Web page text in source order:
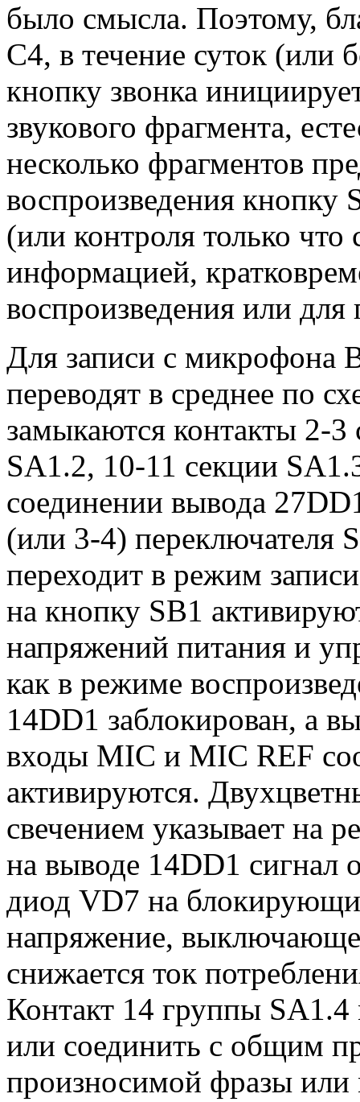
было смысла. Поэтому,
С4, в течение суток (или
кнопку звонка
звукового фрагмента,
несколько фрагментов
воспроизведения кнопку
(или контроля только что
информацией,
воспроизведения или для
Для записи с микрофона
переводят в среднее по
замыкаются контакты 2-
SA1.2, 10-11 секции
соединении вывода
(или 3-4) переключателя
переходит в режим
на кнопку SB1
напряжений питания и
как в режиме
14DD1 заблокирован, а
входы MIC и MIC REF
активируются.
свечением указывает на
на выводе 14DD1 сигнал
диод VD7 на
напряжение,
снижается ток
Контакт 14 группы
или соединить с общим
произносимой фразы или